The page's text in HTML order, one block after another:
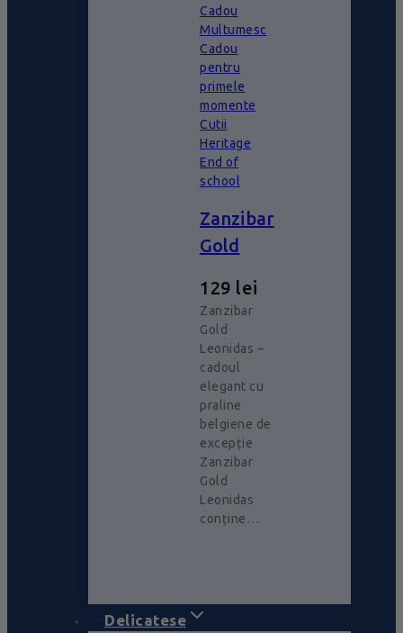
Cadou
Multumesc
Cadou
pentru
primele
momente
Cutii
Heritage
End of
school
Zanzibar
Gold
129 lei
Zanzibar
Gold
Leonidas –
cadoul
elegant cu
praline
belgiene de
excepție
Zanzibar
Gold
Leonidas
conține…
Delicatese